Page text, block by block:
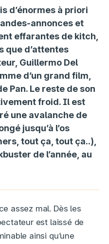
d’énormes à priori
annonces et
effarantes de kitch,
que d’attentes
Guillermo Del
d’un grand film,
Pan. Le reste de son
froid. Il est
une avalanche de
jusqu’à l’os
tout ça, tout ça..),
de l’année, au
assez mal. Dès les
est laissé de
ainsi qu’une